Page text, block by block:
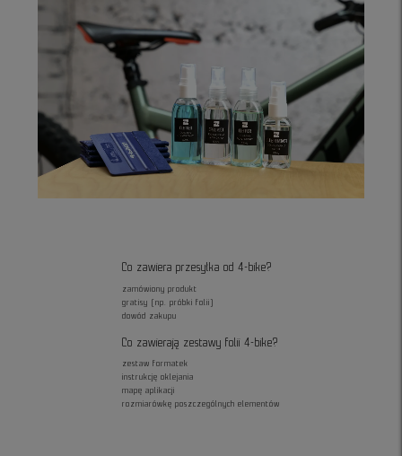
Co zawiera przesyłka od 4-bike?
zamówiony produkt
gratisy (np. próbki folii)
dowód zakupu
Co zawierają zestawy folii 4-bike?
zestaw formatek
instrukcję oklejania
mapę aplikacji
rozmiarówkę poszczególnych elementów